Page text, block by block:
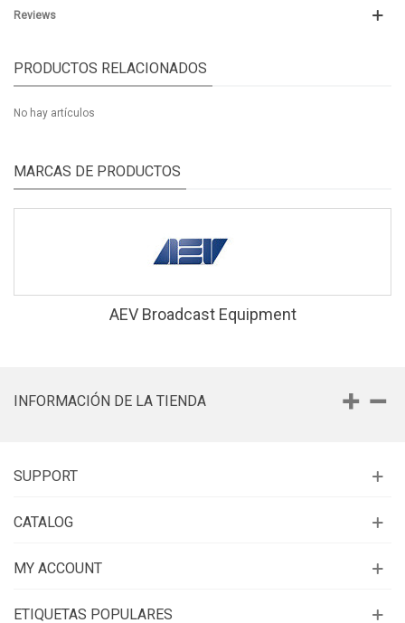
Reviews
PRODUCTOS RELACIONADOS
No hay artículos
MARCAS DE PRODUCTOS
AEV Broadcast Equipment
INFORMACIÓN DE LA TIENDA
SUPPORT
CATALOG
MY ACCOUNT
ETIQUETAS POPULARES